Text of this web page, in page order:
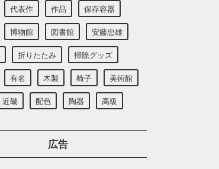
代表作 作品 保存容器
博物館 図書館 安藤忠雄
折りたたみ 掃除グッズ
有名 木製 椅子 美術館
近畿 配色 陶器 高級
広告